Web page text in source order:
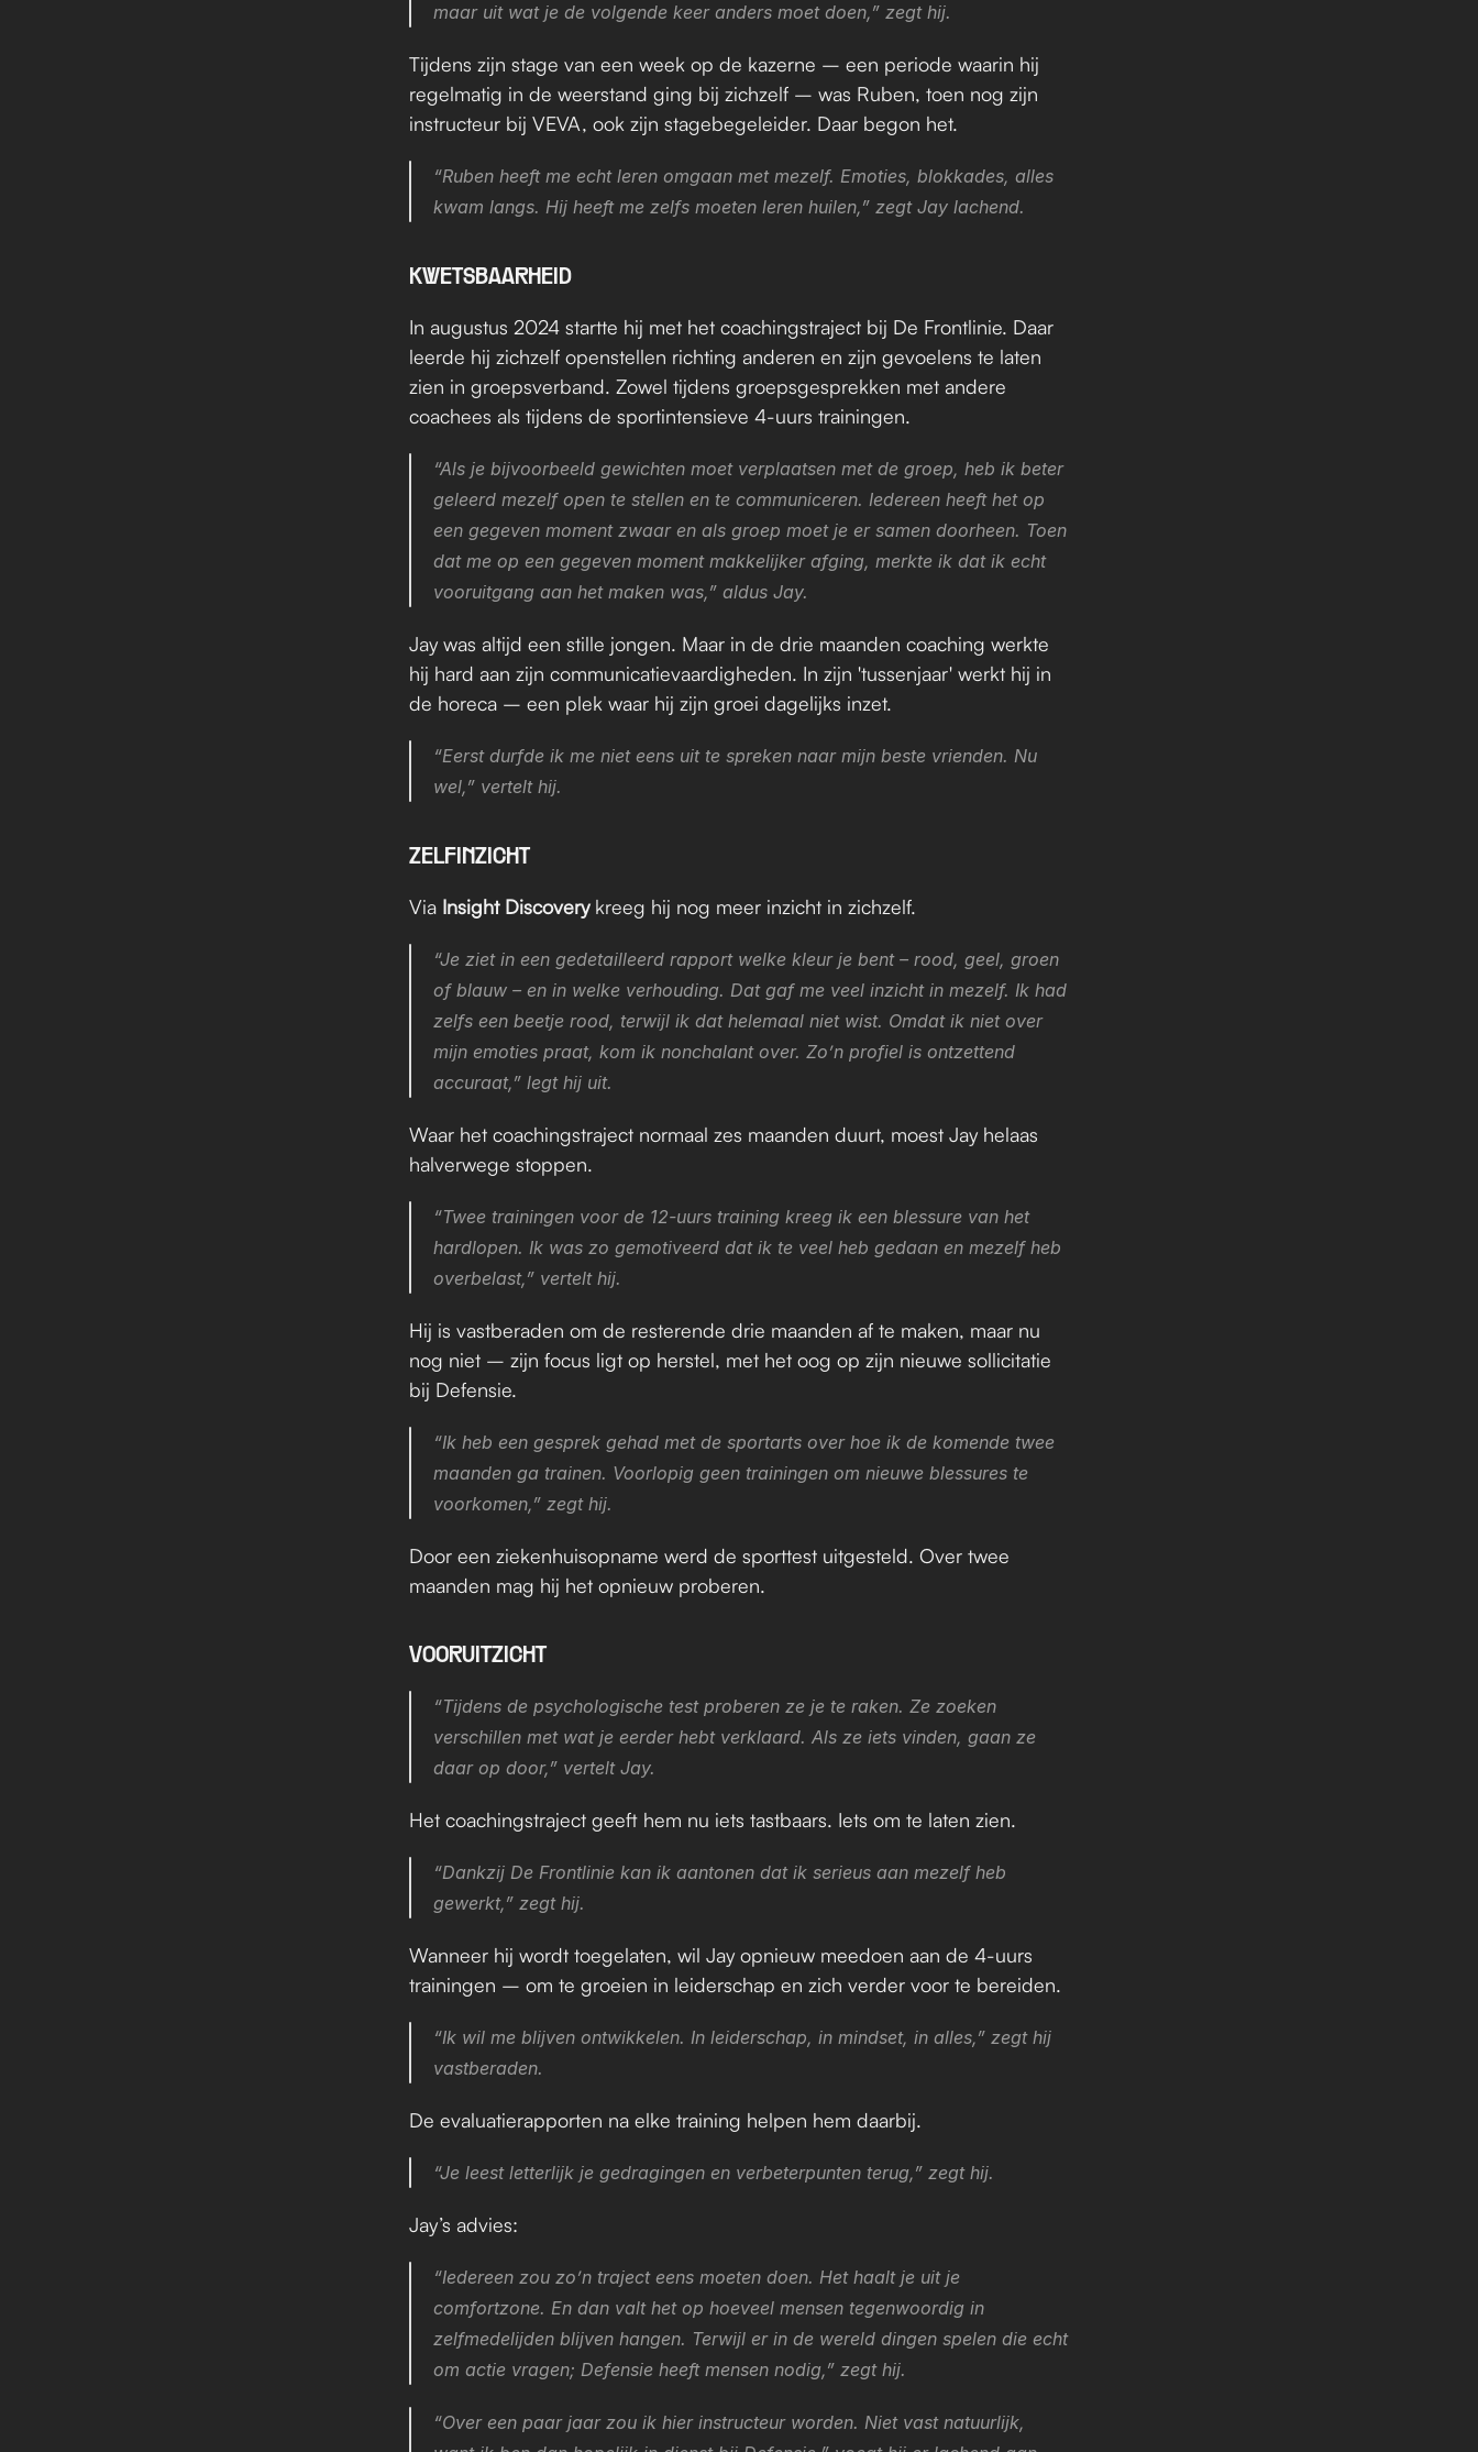
maar uit wat je de volgende keer anders moet doen,” zegt hij.
Tijdens zijn stage van een week op de kazerne – een periode waarin hij
regelmatig in de weerstand ging bij zichzelf – was Ruben, toen nog zijn
instructeur bij VEVA, ook zijn stagebegeleider. Daar begon het.
“Ruben heeft me echt leren omgaan met mezelf. Emoties, blokkades, alles
kwam langs. Hij heeft me zelfs moeten leren huilen,” zegt Jay lachend.
KWETSBAARHEID
In augustus 2024 startte hij met het coachingstraject bij De Frontlinie. Daar
leerde hij zichzelf openstellen richting anderen en zijn gevoelens te laten
zien in groepsverband. Zowel tijdens groepsgesprekken met andere
coachees als tijdens de sportintensieve 4-uurs trainingen.
“Als je bijvoorbeeld gewichten moet verplaatsen met de groep, heb ik beter
geleerd mezelf open te stellen en te communiceren. Iedereen heeft het op
een gegeven moment zwaar en als groep moet je er samen doorheen. Toen
dat me op een gegeven moment makkelijker afging, merkte ik dat ik echt
vooruitgang aan het maken was,” aldus Jay.
Jay was altijd een stille jongen. Maar in de drie maanden coaching werkte
hij hard aan zijn communicatievaardigheden. In zijn 'tussenjaar' werkt hij in
de horeca – een plek waar hij zijn groei dagelijks inzet.
“Eerst durfde ik me niet eens uit te spreken naar mijn beste vrienden. Nu
wel,” vertelt hij.
ZELFINZICHT
Via Insight Discovery kreeg hij nog meer inzicht in zichzelf.
“Je ziet in een gedetailleerd rapport welke kleur je bent – rood, geel, groen
of blauw – en in welke verhouding. Dat gaf me veel inzicht in mezelf. Ik had
zelfs een beetje rood, terwijl ik dat helemaal niet wist. Omdat ik niet over
mijn emoties praat, kom ik nonchalant over. Zo’n profiel is ontzettend
accuraat,” legt hij uit.
Waar het coachingstraject normaal zes maanden duurt, moest Jay helaas
halverwege stoppen.
“Twee trainingen voor de 12-uurs training kreeg ik een blessure van het
hardlopen. Ik was zo gemotiveerd dat ik te veel heb gedaan en mezelf heb
overbelast,” vertelt hij.
Hij is vastberaden om de resterende drie maanden af te maken, maar nu
nog niet – zijn focus ligt op herstel, met het oog op zijn nieuwe sollicitatie
bij Defensie.
“Ik heb een gesprek gehad met de sportarts over hoe ik de komende twee
maanden ga trainen. Voorlopig geen trainingen om nieuwe blessures te
voorkomen,” zegt hij.
Door een ziekenhuisopname werd de sporttest uitgesteld. Over twee
maanden mag hij het opnieuw proberen.
VOORUITZICHT
“Tijdens de psychologische test proberen ze je te raken. Ze zoeken
verschillen met wat je eerder hebt verklaard. Als ze iets vinden, gaan ze
daar op door,” vertelt Jay.
Het coachingstraject geeft hem nu iets tastbaars. Iets om te laten zien.
“Dankzij De Frontlinie kan ik aantonen dat ik serieus aan mezelf heb
gewerkt,” zegt hij.
Wanneer hij wordt toegelaten, wil Jay opnieuw meedoen aan de 4-uurs
trainingen – om te groeien in leiderschap en zich verder voor te bereiden.
“Ik wil me blijven ontwikkelen. In leiderschap, in mindset, in alles,” zegt hij
vastberaden.
De evaluatierapporten na elke training helpen hem daarbij.
“Je leest letterlijk je gedragingen en verbeterpunten terug,” zegt hij.
Jay’s advies:
“Iedereen zou zo’n traject eens moeten doen. Het haalt je uit je
comfortzone. En dan valt het op hoeveel mensen tegenwoordig in
zelfmedelijden blijven hangen. Terwijl er in de wereld dingen spelen die echt
om actie vragen; Defensie heeft mensen nodig,” zegt hij.
“Over een paar jaar zou ik hier instructeur worden. Niet vast natuurlijk,